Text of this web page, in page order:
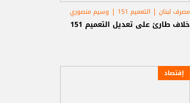
مصرف لبنان التعميم 151 وسيم منصوري
خلاف طارئ على تعديل التعميم 151
إقتصاد